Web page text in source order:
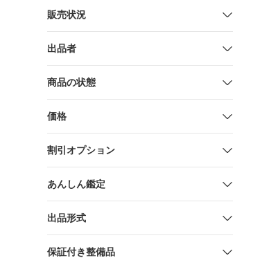
販売状況
出品者
商品の状態
価格
割引オプション
あんしん鑑定
出品形式
保証付き整備品